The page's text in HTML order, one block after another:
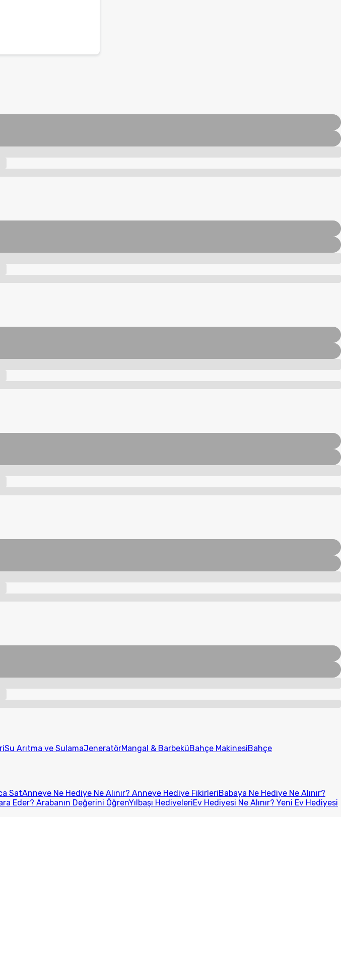
Su Arıtma ve SulamaJeneratörMangal & BarbeküBahçe MakinesiBahçe
SatAnneye Ne Hediye Ne Alınır? Anneye Hediye FikirleriBabaya Ne Hediye Ne Alınır?
Eder? Arabanın Değerini ÖğrenYılbaşı HediyeleriEv Hediyesi Ne Alınır? Yeni Ev Hediyesi